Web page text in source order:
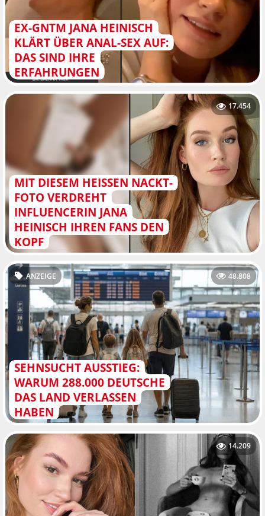
EX-GNTM JANA HEINISCH
KLÄRT ÜBER ANAL-SEX AUF:
DAS SIND IHRE
ERFAHRUNGEN
MIT DIESEM HEISSEN NACKT-F
OTO VERDREHT I
NFLUENCERIN JANA H
EINISCH IHREN FANS DEN K
OPF
17.454
SEHNSUCHT AUSSTIEG:
WARUM 288.000 DEUTSCHE
DAS LAND VERLASSEN
HABEN
ANZEIGE 48.808
14.209